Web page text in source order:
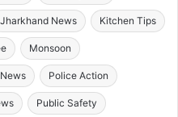
Jharkhand News Kitchen Tips
Monsoon
Police Action
Public Safety